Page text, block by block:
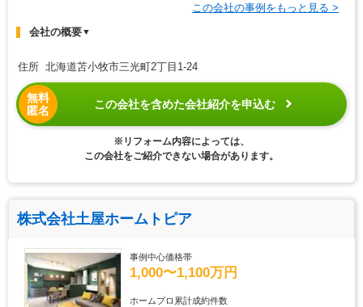
この会社の事例をもっと見る >
会社の概要▼
住所 北海道苫小牧市三光町2丁目1-24
無料
匿名
この会社を含めた会社紹介を申込む
※リフォーム内容によっては、
この会社をご紹介できない場合があります。
株式会社土屋ホームトピア
事例中心価格帯
1,000〜1,100万円
ホームプロ累計成約件数